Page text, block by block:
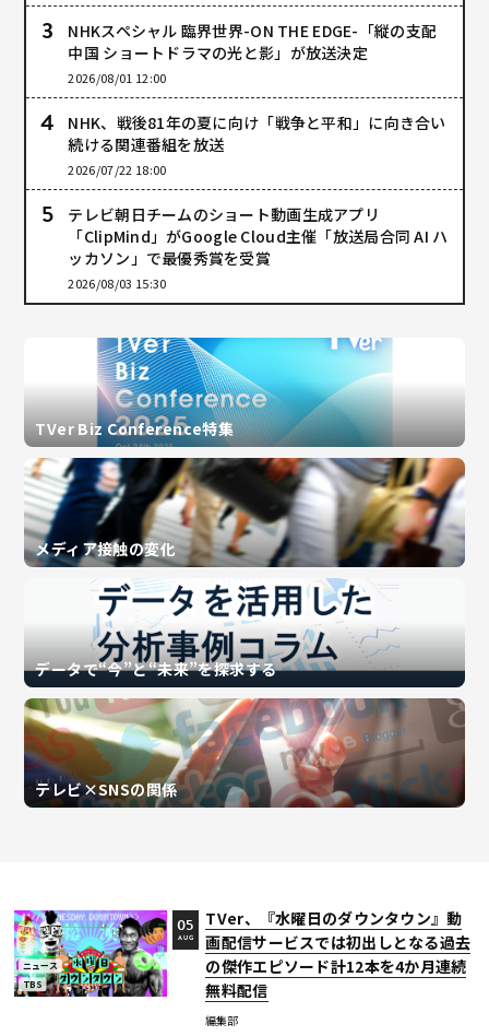
NHKスペシャル 臨界世界-ON THE EDGE-「縦の支配
中国 ショートドラマの光と影」が放送決定
2026/08/01 12:00
NHK、戦後81年の夏に向け「戦争と平和」に向き合い
続ける関連番組を放送
2026/07/22 18:00
テレビ朝日チームのショート動画生成アプリ
「ClipMind」がGoogle Cloud主催「放送局合同 AI ハ
ッカソン」で最優秀賞を受賞
2026/08/03 15:30
TVer Biz Conference特集
メディア接触の変化
データで“今”と“未来”を探求する
テレビ×SNSの関係
ニュース
TBS
TVer、『水曜日のダウンタウン』動
画配信サービスでは初出しとなる過去
の傑作エピソード計12本を4か月連続
無料配信
編集部
05
AUG